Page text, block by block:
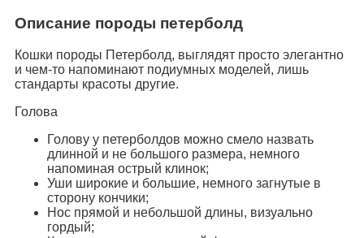
Описание породы петерболд
Кошки породы Петерболд, выглядят просто элегантно
и чем-то напоминают подиумных моделей, лишь
стандарты красоты другие.
Голова
Голову у петерболдов можно смело назвать
длинной и не большого размера, немного
напоминая острый клинок;
Уши широкие и большие, немного загнутые в
сторону кончики;
Нос прямой и небольшой длины, визуально
гордый;